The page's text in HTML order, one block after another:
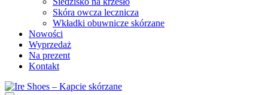
Skóra owcza lecznicza
Wkładki obuwnicze skórzane
Nowości
Wyprzedaż
Na prezent
Kontakt